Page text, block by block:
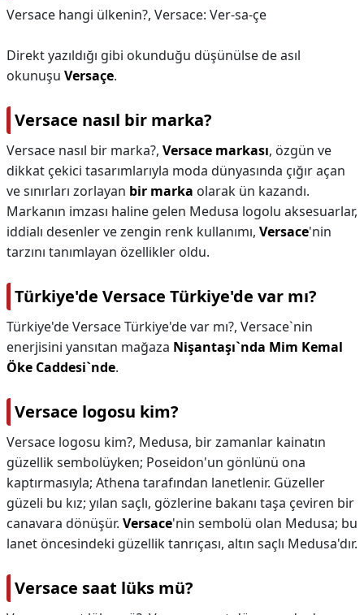
Versace hangi ülkenin?, Versace: Ver-sa-çe
Direkt yazıldığı gibi okunduğu düşünülse de asıl
okunuşu Versaçe.
Versace nasıl bir marka?
Versace nasıl bir marka?, Versace markası, özgün ve
dikkat çekici tasarımlarıyla moda dünyasında çığır açan
ve sınırları zorlayan bir marka olarak ün kazandı.
Markanın imzası haline gelen Medusa logolu aksesuarlar,
iddialı desenler ve zengin renk kullanımı, Versace'nin
tarzını tanımlayan özellikler oldu.
Türkiye'de Versace Türkiye'de var mı?
Türkiye'de Versace Türkiye'de var mı?, Versace`nin
enerjisini yansıtan mağaza Nişantaşı`nda Mim Kemal
Öke Caddesi`nde.
Versace logosu kim?
Versace logosu kim?, Medusa, bir zamanlar kainatın
güzellik sembolüyken; Poseidon'un gönlünü ona
kaptırmasıyla; Athena tarafından lanetlenir. Güzeller
güzeli bu kız; yılan saçlı, gözlerine bakanı taşa çeviren bir
canavara dönüşür. Versace'nin sembolü olan Medusa; bu
lanet öncesindeki güzellik tanrıçası, altın saçlı Medusa'dır.
Versace saat lüks mü?